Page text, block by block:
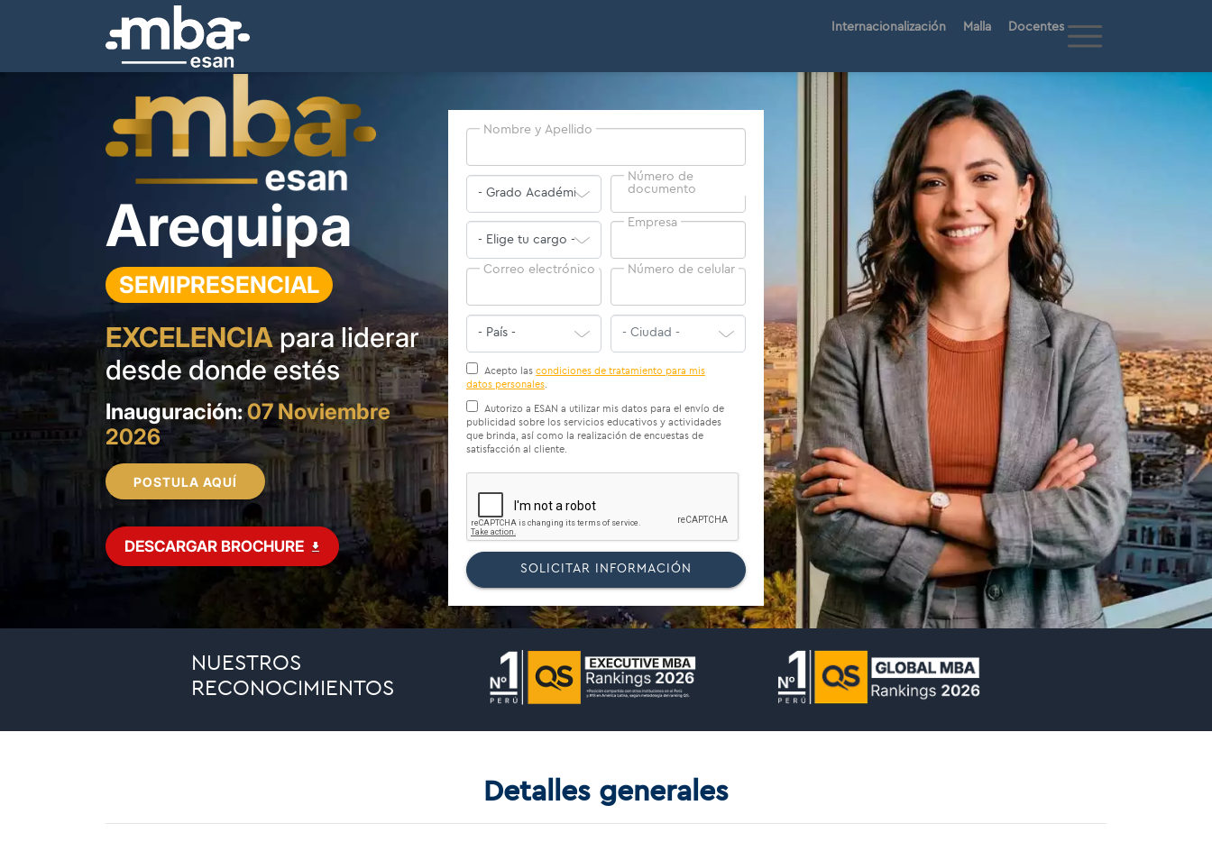
Internacionalización Malla Docentes
MBA
Arequipa
SEMIPRESENCIAL
EXCELENCIApara liderar
desde donde estés
Inauguración:07 Noviembre
2026
POSTULA AQUÍ
DESCARGAR BROCHURE
Nombre y Apellido
Número de
documento
Empresa
Correo electrónico Número de celular
Acepto las condiciones de tratamiento para mis
datos personales
Autorizo a ESAN a utilizar mis datos para el envío de
publicidad sobre los servicios educativos y actividades
que brinda, así como la realización de encuestas de
satisfacción al cliente.
SOLICITAR INFORMACIÓN
NUESTROS
RECONOCIMIENTOS
Detalles generales